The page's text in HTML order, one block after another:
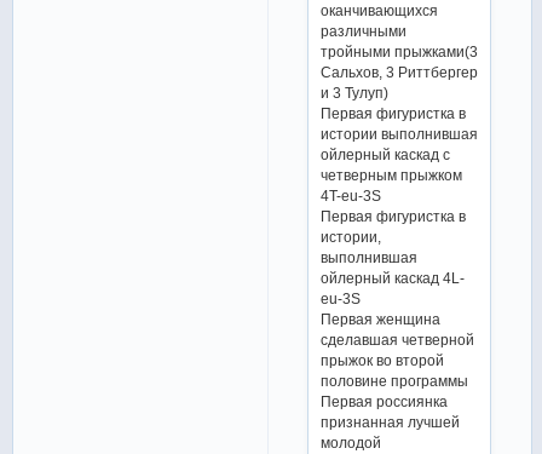
оканчивающихся
различными
тройными прыжками(3
Сальхов, 3 Риттбергер
и 3 Тулуп)
Первая фигуристка в
истории выполнившая
ойлерный каскад с
четверным прыжком
4T-eu-3S
Первая фигуристка в
истории,
выполнившая
ойлерный каскад 4L-
eu-3S
Первая женщина
сделавшая четверной
прыжок во второй
половине программы
Первая россиянка
признанная лучшей
молодой